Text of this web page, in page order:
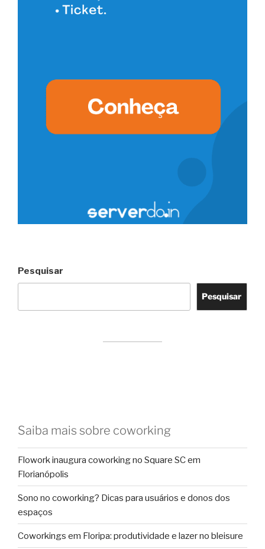
Pesquisar
Pesquisar
Saiba mais sobre coworking
Flowork inaugura coworking no Square SC em
Florianópolis
Sono no coworking? Dicas para usuários e donos dos
espaços
Coworkings em Floripa: produtividade e lazer no bleisure